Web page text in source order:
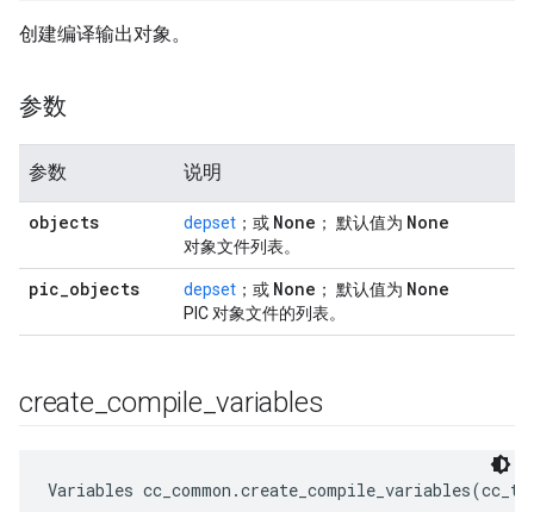
创建编译输出对象。
参数
参数 说明
objects depset ；或 None ； 默认值为 None
对象文件列表。
pic_objects depset ；或 None ； 默认值为 None
PIC 对象文件的列表。
create _compile _variables
Variables